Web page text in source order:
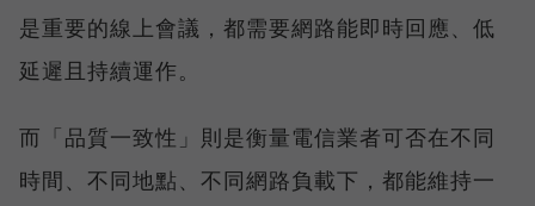
是重要的線上會議，都需要網路能即時回應、低
延遲且持續運作。
而「品質一致性」則是衡量電信業者可否在不同
時間、不同地點、不同網路負載下，都能維持一